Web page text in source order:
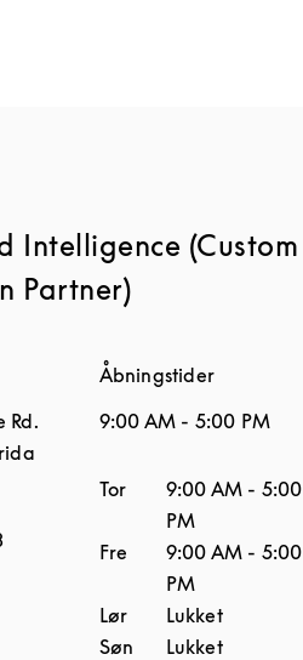
Intelligence (Custom
Partner)
Rd.
Åbningstider
9:00 AM - 5:00 PM
UgedagÅbningstider
Tor 9:00 AM - 5:00
PM
Fre
9:00 AM - 5:00
PM
Lør
Lukket
Søn
Lukket